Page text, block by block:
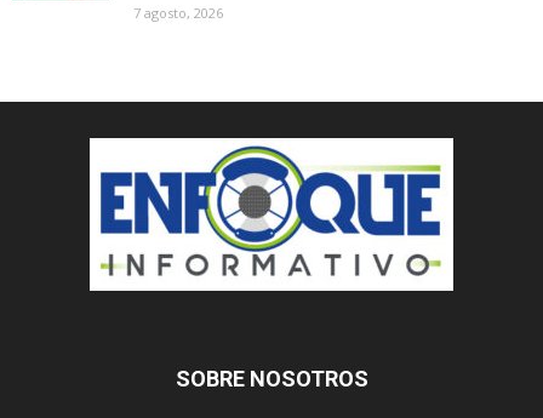
7 agosto, 2026
SOBRE NOSOTROS